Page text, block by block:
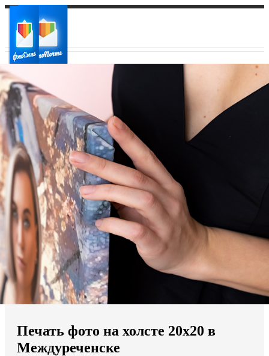
Ваш город:
Ваш регион доставки
Выберите из списка:
Мы доставляем по всему миру
Продолжить без города
Печать фото на холсте 20х20 в
Междуреченске